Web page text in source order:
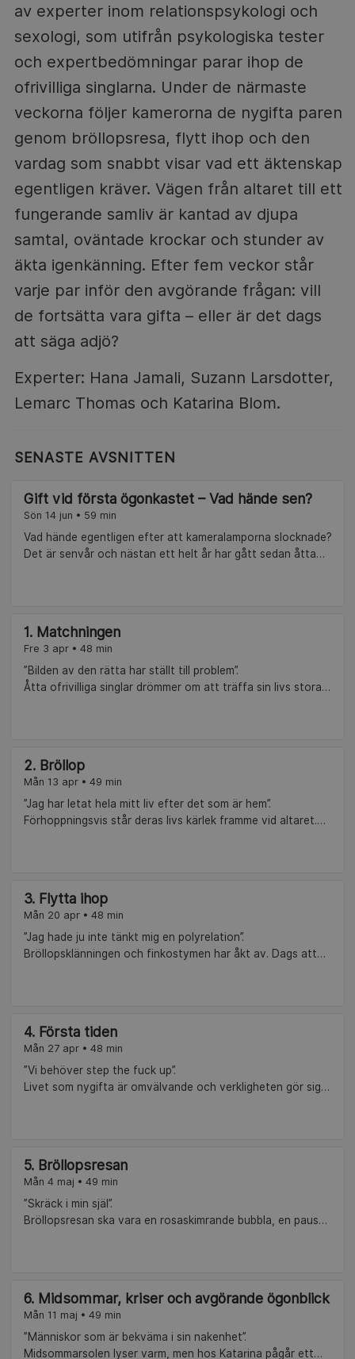
av experter inom relationspsykologi och
sexologi, som utifrån psykologiska tester
och expertbedömningar parar ihop de
ofrivilliga singlarna. Under de närmaste
veckorna följer kamerorna de nygifta paren
genom bröllopsresa, flytt ihop och den
vardag som snabbt visar vad ett äktenskap
egentligen kräver. Vägen från altaret till ett
fungerande samliv är kantad av djupa
samtal, oväntade krockar och stunder av
äkta igenkänning. Efter fem veckor står
varje par inför den avgörande frågan: vill
de fortsätta vara gifta – eller är det dags
att säga adjö?
Experter: Hana Jamali, Suzann Larsdotter,
Lemarc Thomas och Katarina Blom.
SENASTE AVSNITTEN
Gift vid första ögonkastet – Vad hände sen?
Sön 14 jun • 59 min
Vad hände egentligen efter att kameralamporna slocknade?
Det är senvår och nästan ett helt år har gått sedan åtta
1. Matchningen
Fre 3 apr • 48 min
”Bilden av den rätta har ställt till problem”.
Åtta ofrivilliga singlar drömmer om att träffa sin livs stora
felformulerad? Del 1 av 10.
2. Bröllop
Mån 13 apr • 49 min
”Jag har letat hela mitt liv efter det som är hem”.
Förhoppningsvis står deras livs kärlek framme vid altaret.
3. Flytta ihop
Mån 20 apr • 48 min
”Jag hade ju inte tänkt mig en polyrelation”.
Bröllopsklänningen och finkostymen har åkt av. Dags att
4. Första tiden
Mån 27 apr • 48 min
”Vi behöver step the fuck up”.
Livet som nygifta är omvälvande och verkligheten gör sig
John känna sig accepterad av Annas vänner? Och varför
har Emilia och Sofie egentligen köpt så mycket ananas? Del
4 av 10.
5. Bröllopsresan
Mån 4 maj • 49 min
”Skräck i min själ”.
Bröllopsresan ska vara en rosaskimrande bubbla, en paus
nakna kvinnor, men inte frågan om hur de egentligen ska
kommunicera. Emilia och Sofie brottas med känslor av
otillräcklighet och jakten på en ”lesbisk keps”. Det mest
utvecklande är sällan rosaskimrande. Del 5 av 10.
6. Midsommar, kriser och avgörande ögonblick
Mån 11 maj • 49 min
”Människor som är bekväma i sin nakenhet”.
Midsommarsolen lyser varm, men hos Katarina pågår ett